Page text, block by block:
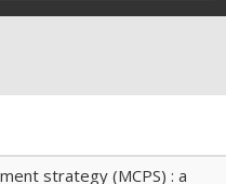
croissant
strategy (MCPS) : a